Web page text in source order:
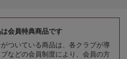
会員特典商品です
がついている商品は、各クラブが導
などの会員制度により、会員の方